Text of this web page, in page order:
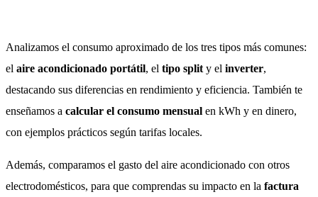
Analizamos el consumo aproximado de los tres tipos más comunes:
el aire acondicionado portátil, el tipo split y el inverter,
destacando sus diferencias en rendimiento y eficiencia. También te
enseñamos a calcular el consumo mensual en kWh y en dinero,
con ejemplos prácticos según tarifas locales.
Además, comparamos el gasto del aire acondicionado con otros
electrodomésticos, para que comprendas su impacto en la factura